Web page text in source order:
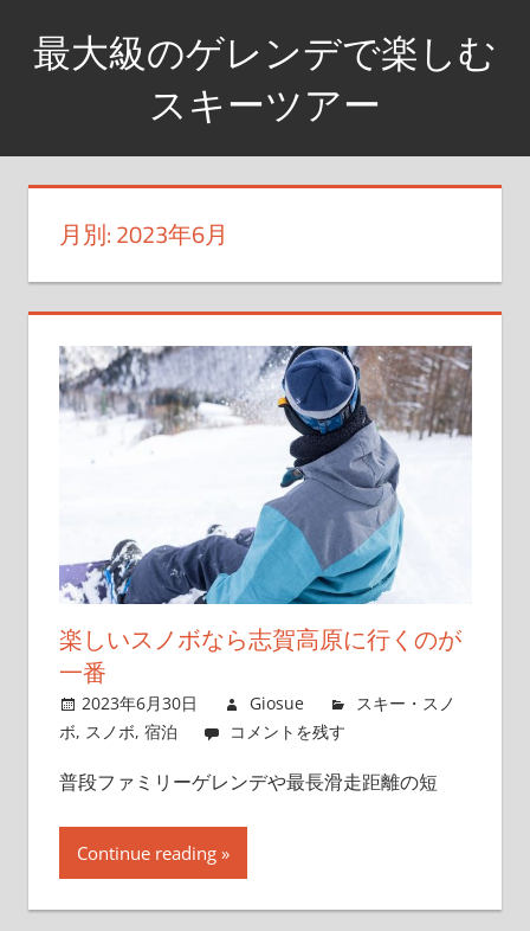
ツ
最大級のゲレンデで楽しむ
スキーツアー
最
大
月別: 2023年6月
楽しいスノボなら志賀高原に行くのが
一番
2023年6月30日 Giosue
スキー・スノ
ボ, スノボ, 宿泊 コメントを残す
普段ファミリーゲレンデや最長滑走距離の短
Continue reading